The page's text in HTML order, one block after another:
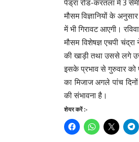
पेंड्रा रोड-करतला में 3
मौसम विज्ञानियों के
में भी गिरावट आएगी।
मौसम विशेषज्ञ एचपी
की खाड़ी तथा उससे लगे
इसके प्रभाव से गुरुवार को
का मिजाज अगले पांच
की संभावना है।
शेयर करें :-